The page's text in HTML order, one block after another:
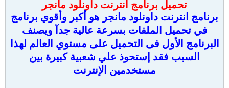
تحميل برنامج انترنت داونلود مانجر
برنامج انترنت داونلود مانجر هو أكبر وأقوي برنامج
في تحميل الملفات بسرعة عالية جدآ ويصنف
البرنامج الأول فى التحميل على مستوي العالم لهذا
السبب فقد إستحوذ علي شعبية كبيرة بين
مستخدمين الإنترنت